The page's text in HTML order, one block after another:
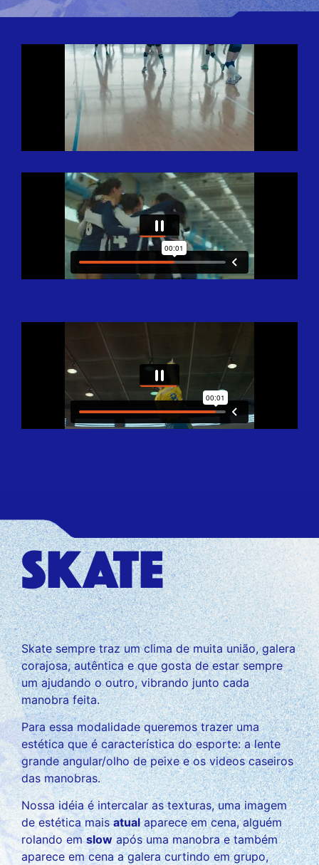
SKATE
Skate sempre traz um clima de muita união, galera
corajosa, autêntica e que gosta de estar sempre
um ajudando o outro, vibrando junto cada
manobra feita.
Para essa modalidade queremos trazer uma
estética que é característica do esporte: a lente
grande angular/olho de peixe e os videos caseiros
das manobras.
Nossa idéia é intercalar as texturas, uma imagem
de estética maisatualaparece em cena, alguém
rolando emslowapós uma manobra e também
aparece em cena a galera curtindo em grupo,